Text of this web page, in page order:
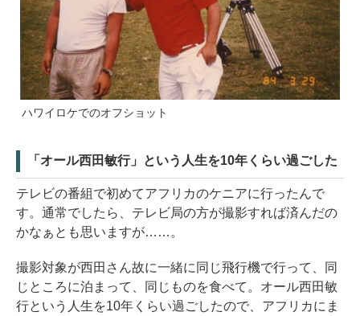
ハワイロケでのオフショット
「オール西田敏行」という人生を10年くらい過ごした
テレビの番組で初めてアフリカのケニアに行ったんで
す。通常でしたら、テレビ局の方が撮影すれば済んだの
かなぁとも思いますが……。
撮影対象が西田さん故に一緒に同じ飛行機で行って、同
じところに泊まって、同じものを食べて。オール西田敏
行という人生を10年くらい過ごしたので、アフリカにま